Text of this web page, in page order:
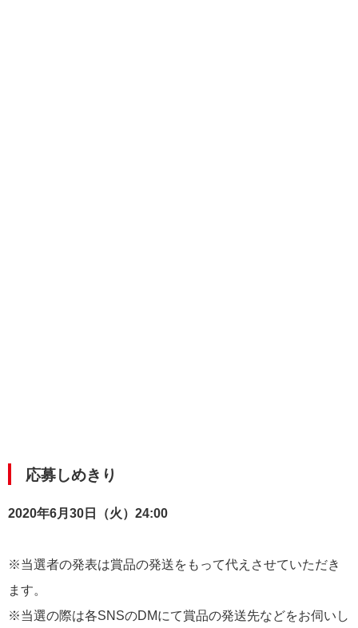
応募しめきり
2020年6月30日（火）24:00
※当選者の発表は賞品の発送をもって代えさせていただき
ます。
※当選の際は各SNSのDMにて賞品の発送先などをお伺いし